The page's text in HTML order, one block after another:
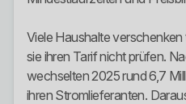
Viele Haushalte
sie ihren Tarif nicht prüfen.
wechselten 2025 rund 6,7
ihren Stromlieferanten.